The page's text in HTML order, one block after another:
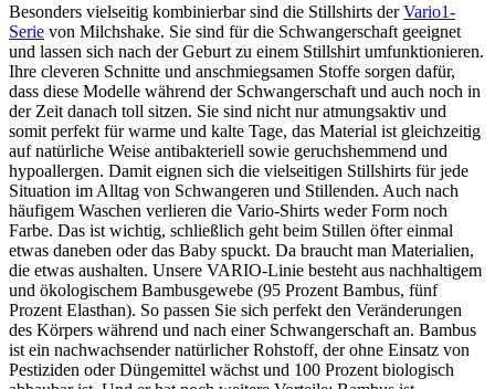
Besonders vielseitig kombinierbar sind die Stillshirts derVario1-
Serie von Milchshake. Sie sind für die Schwangerschaft geeignet
und lassen sich nach der Geburt zu einem Stillshirt umfunktionieren.
Ihre cleveren Schnitte und anschmiegsamen Stoffe sorgen dafür,
dass diese Modelle während der Schwangerschaft und auch noch in
der Zeit danach toll sitzen. Sie sind nicht nur atmungsaktiv und
somit perfekt für warme und kalte Tage, das Material ist gleichzeitig
auf natürliche Weise antibakteriell sowie geruchshemmend und
hypoallergen. Damit eignen sich die vielseitigen Stillshirts für jede
Situation im Alltag von Schwangeren und Stillenden. Auch nach
häufigem Waschen verlieren die Vario-Shirts weder Form noch
Farbe. Das ist wichtig, schließlich geht beim Stillen öfter einmal
etwas daneben oder das Baby spuckt. Da braucht man Materialien,
die etwas aushalten. Unsere VARIO-Linie besteht aus nachhaltigem
und ökologischem Bambusgewebe (95 Prozent Bambus, fünf
Prozent Elasthan). So passen Sie sich perfekt den Veränderungen
des Körpers während und nach einer Schwangerschaft an. Bambus
ist ein nachwachsender natürlicher Rohstoff, der ohne Einsatz von
Pestiziden oder Düngemittel wächst und 100 Prozent biologisch